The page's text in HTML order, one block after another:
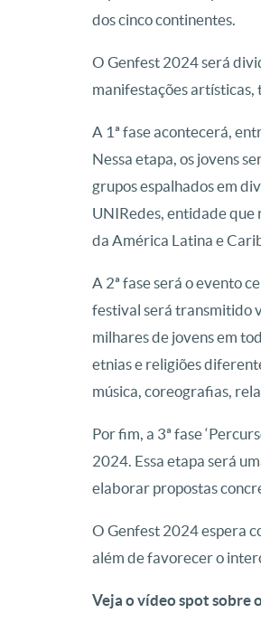
dos cinco continentes.
O Genfest 2024 será
manifestações artísticas,
A 1ª fase acontecerá,
Nessa etapa, os jovens
grupos espalhados em
UNIRedes, entidade que
da América Latina e
A 2ª fase será o evento
festival será transmitido
milhares de jovens em
etnias e religiões
música, coreografias,
Por fim, a 3ª fase
2024. Essa etapa será
elaborar propostas
O Genfest 2024 espera
além de favorecer o
Veja o vídeo spot sobre